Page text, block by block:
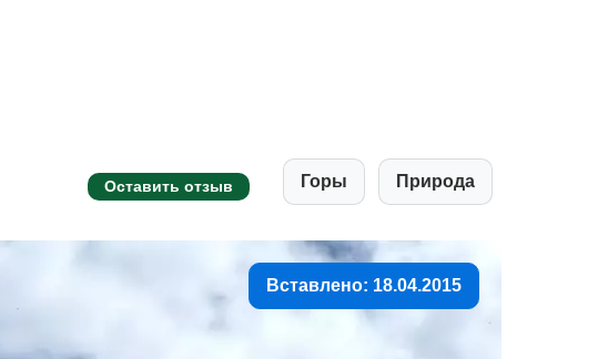
Оставить отзыв Горы Природа
Вставлено: 18.04.2015